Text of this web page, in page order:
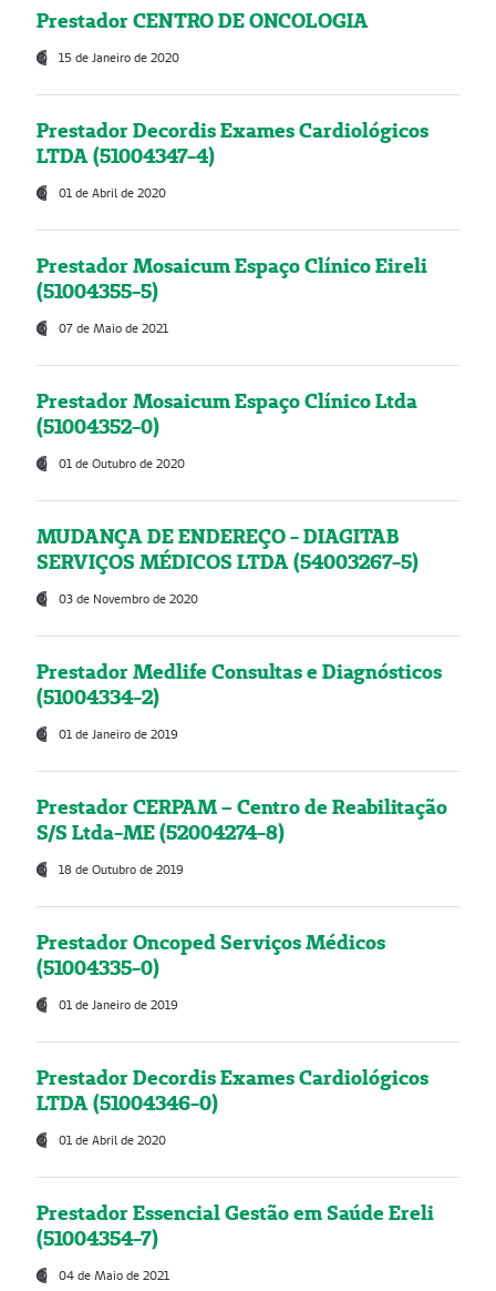
Prestador CENTRO DE ONCOLOGIA
15 de Janeiro de 2020
Prestador Decordis Exames Cardiológicos
LTDA (51004347-4)
01 de Abril de 2020
Prestador Mosaicum Espaço Clínico Eireli
(51004355-5)
07 de Maio de 2021
Prestador Mosaicum Espaço Clínico Ltda
(51004352-0)
01 de Outubro de 2020
MUDANÇA DE ENDEREÇO - DIAGITAB
SERVIÇOS MÉDICOS LTDA (54003267-5)
03 de Novembro de 2020
Prestador Medlife Consultas e Diagnósticos
(51004334-2)
01 de Janeiro de 2019
Prestador CERPAM – Centro de Reabilitação
S/S Ltda-ME (52004274-8)
18 de Outubro de 2019
Prestador Oncoped Serviços Médicos
(51004335-0)
01 de Janeiro de 2019
Prestador Decordis Exames Cardiológicos
LTDA (51004346-0)
01 de Abril de 2020
Prestador Essencial Gestão em Saúde Ereli
(51004354-7)
04 de Maio de 2021